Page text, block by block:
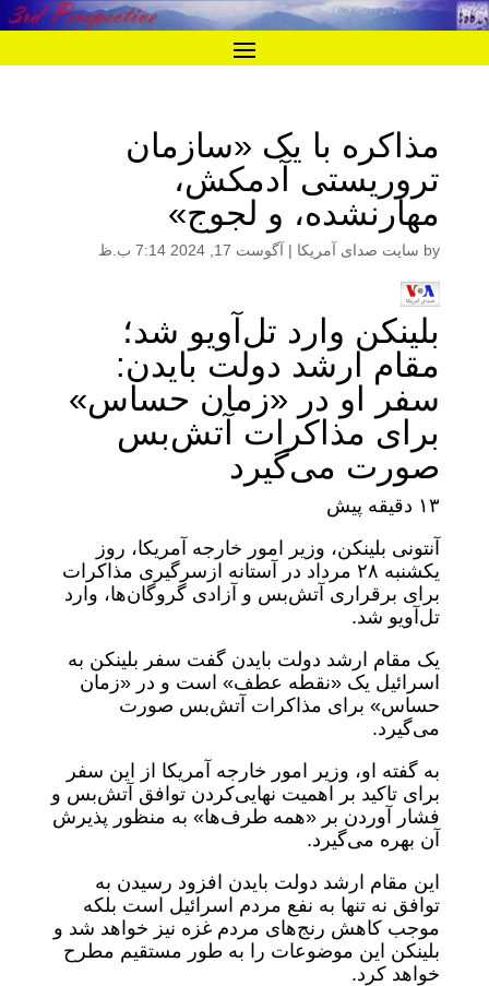
مذاکره با یک «سازمان
تروریستی آدمکش،
مهارنشده، و لجوج»
by سایت صدای آمریکا | آگوست 17, 2024 7:14 ب.ظ
بلینکن وارد تل‌آویو شد؛
مقام ارشد دولت بایدن:
سفر او در «زمان حساس»
برای مذاکرات آتش‌بس
صورت می‌گیرد
۱۳ دقیقه پیش
آنتونی بلینکن، وزیر امور خارجه آمریکا، روز
یکشنبه ٢٨ مرداد در آستانه ازسرگیری مذاکرات
برای برقراری آتش‌بس و آزادی گروگان‌ها، وارد
تل‌آویو شد.
یک مقام ارشد دولت بایدن گفت سفر بلینکن به
اسرائیل یک «نقطه عطف» است و در «زمان
حساس» برای مذاکرات آتش‌بس صورت
می‌گیرد.
به گفته او، وزیر امور خارجه آمریکا از این سفر
برای تاکید بر اهمیت نهایی‌کردن توافق آتش‌بس و
فشار آوردن بر «همه طرف‌ها» به منظور پذیرش
آن بهره می‌گیرد.
این مقام ارشد دولت بایدن افزود رسیدن به
توافق نه تنها به نفع مردم اسرائیل است بلکه
موجب کاهش رنج‌های مردم غزه نیز خواهد شد و
بلینکن این موضوعات را به طور مستقیم مطرح
خواهد کرد.